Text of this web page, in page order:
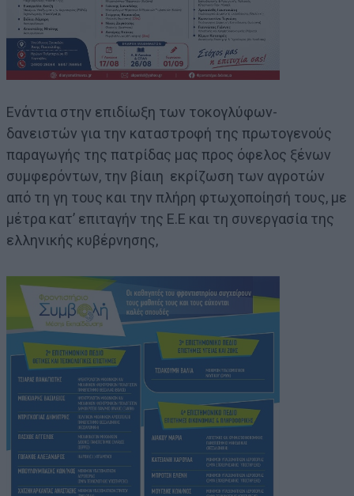
Ενάντια στην επιδίωξη των τοκογλύφων-
δανειστών για την καταστροφή της πρωτογενούς
παραγωγής της πατρίδας μας προς όφελος ξένων
συμφερόντων, την βίαιη εκρίζωση των αγροτών
από τη γη τους και την πλήρη φτωχοποίησή τους, με
μέτρα κατ’ επιταγήν της Ε.Ε και τη συνεργασία της
ελληνικής κυβέρνησης,